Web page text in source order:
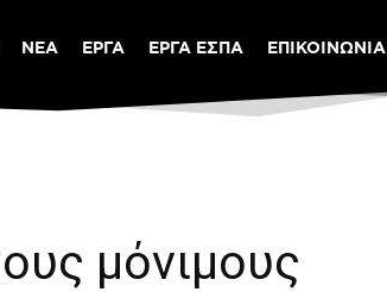
ΝΕΑ ΕΡΓΑ ΕΡΓΑ ΕΣΠΑ ΕΠΙΚΟΙΝΩΝΙΑ
μόνιμους